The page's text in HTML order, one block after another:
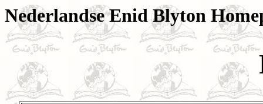
Nederlandse Enid Blyton